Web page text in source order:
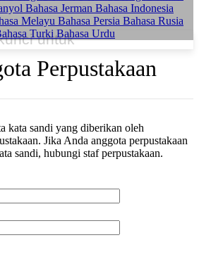
Bahasa Jerman Bahasa Indonesia
Melayu Bahasa Persia Bahasa Rusia
TurkiBahasa Urdu
Perpustakaan
kata sandi yang diberikan oleh
Jika Anda anggota perpustakaan
sandi, hubungi staf perpustakaan.